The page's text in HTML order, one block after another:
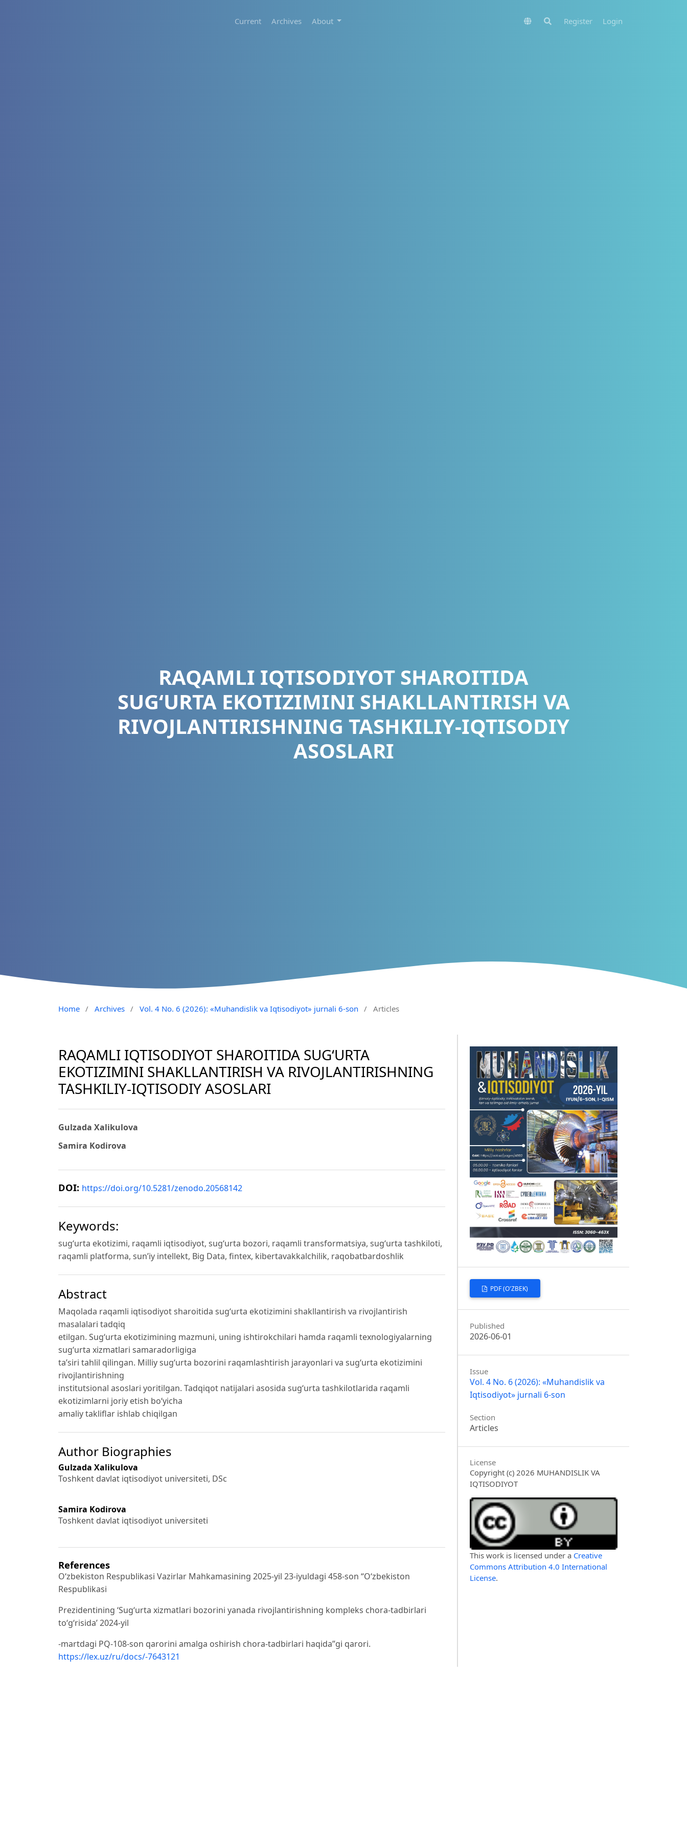
Current Archives About Register Login
RAQAMLI IQTISODIYOT SHAROITIDA
SUG‘URTA EKOTIZIMINI SHAKLLANTIRISH VA
RIVOJLANTIRISHNING TASHKILIY-IQTISODIY
ASOSLARI
Home / Archives / Vol. 4 No. 6 (2026): «Muhandislik va Iqtisodiyot» jurnali 6-son / Articles
RAQAMLI IQTISODIYOT SHAROITIDA SUG‘URTA
EKOTIZIMINI SHAKLLANTIRISH VA RIVOJLANTIRISHNING
TASHKILIY-IQTISODIY ASOSLARI
Gulzada Xalikulova
Samira Kodirova
DOI: https://doi.org/10.5281/zenodo.20568142
Keywords:
sug‘urta ekotizimi, raqamli iqtisodiyot, sug‘urta bozori, raqamli transformatsiya, sug‘urta tashkiloti,
raqamli platforma, sun’iy intellekt, Big Data, fintex, kibertavakkalchilik, raqobatbardoshlik
Abstract
Maqolada raqamli iqtisodiyot sharoitida sug‘urta ekotizimini shakllantirish va rivojlantirish
masalalari tadqiq
etilgan. Sug‘urta ekotizimining mazmuni, uning ishtirokchilari hamda raqamli texnologiyalarning
sug‘urta xizmatlari samaradorligiga
ta’siri tahlil qilingan. Milliy sug‘urta bozorini raqamlashtirish jarayonlari va sug‘urta ekotizimini
rivojlantirishning
institutsional asoslari yoritilgan. Tadqiqot natijalari asosida sug‘urta tashkilotlarida raqamli
ekotizimlarni joriy etish bo‘yicha
amaliy takliflar ishlab chiqilgan
Author Biographies
Gulzada Xalikulova
Toshkent davlat iqtisodiyot universiteti, DSc
Samira Kodirova
Toshkent davlat iqtisodiyot universiteti
References
O‘zbekiston Respublikasi Vazirlar Mahkamasining 2025-yil 23-iyuldagi 458-son “O‘zbekiston
Respublikasi
Prezidentining ‘Sug‘urta xizmatlari bozorini yanada rivojlantirishning kompleks chora-tadbirlari
to‘g‘risida’ 2024-yil
-martdagi PQ-108-son qarorini amalga oshirish chora-tadbirlari haqida”gi qarori.
https://lex.uz/ru/docs/-7643121
PDF (O'ZBEK)
Published
2026-06-01
Issue
Vol. 4 No. 6 (2026): «Muhandislik va
Iqtisodiyot» jurnali 6-son
Section
Articles
License
Copyright (c) 2026 MUHANDISLIK VA
IQTISODIYOT
This work is licensed under a Creative
Commons Attribution 4.0 International
License.